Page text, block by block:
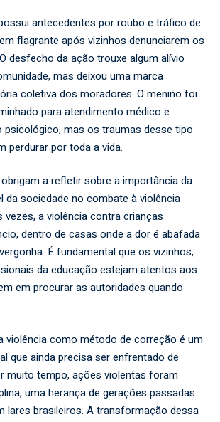
antecedentes por roubo e tráfico de
flagrante após vizinhos denunciarem os
desfecho da ação trouxe algum alívio
mas deixou uma marca
coletiva dos moradores. O menino foi
para atendimento médico e
psicológico, mas os traumas desse tipo
perdurar por toda a vida.
a refletir sobre a importância da
da sociedade no combate à violência
a violência contra crianças
dentro de casas onde a dor é abafada
É fundamental que os vizinhos,
da educação estejam atentos aos
em procurar as autoridades quando
violência como método de correção é um
que ainda precisa ser enfrentado de
muito tempo, ações violentas foram
uma herança de gerações passadas
lares brasileiros. A transformação dessa